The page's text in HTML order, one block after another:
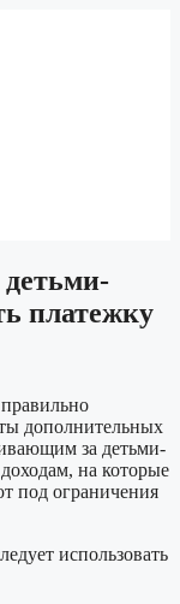
детьми-
платежку
дополнительных
за детьми-
на которые
под ограничения
использовать